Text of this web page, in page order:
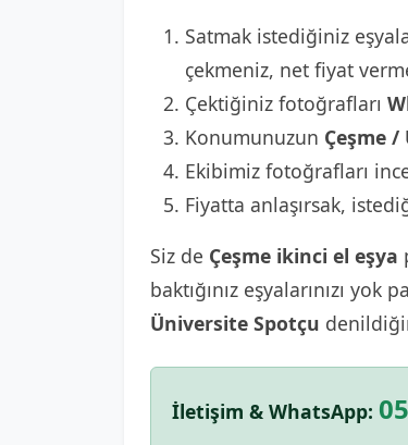
Satmak istediğiniz
çekmeniz, net fiyat
Çektiğiniz fotoğrafları
Konumunuzun Çeşme
Ekibimiz fotoğrafları
Fiyatta anlaşırsak,
Siz de Çeşme ikinci el eşya
baktığınız eşyalarınızı
Üniversite Spotçu
İletişim & WhatsApp: